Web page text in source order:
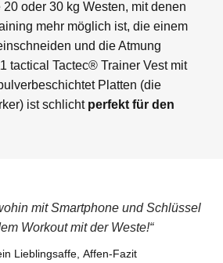
oder 30 kg Westen, mit denen
mehr möglich ist, die einem
und die Atmung
tactical Tactec® Trainer Vest mit
Platten (die
ist schlicht perfekt für den
mit Smartphone und Schlüssel
Workout mit der Weste!“
Lieblingsaffe, Affen-Fazit